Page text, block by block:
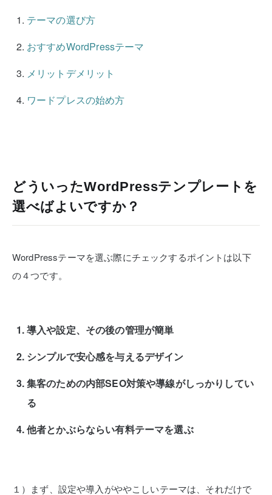
テーマの選び方
おすすめWordPressテーマ
メリットデメリット
ワードプレスの始め方
どういったWordPressテンプレートを
選べばよいですか？
WordPressテーマを選ぶ際にチェックするポイントは以下
の４つです。
導入や設定、その後の管理が簡単
シンプルで安心感を与えるデザイン
集客のための内部SEO対策や導線がしっかりしてい
る
他者とかぶらならい有料テーマを選ぶ
１）まず、設定や導入がややこしいテーマは、それだけで